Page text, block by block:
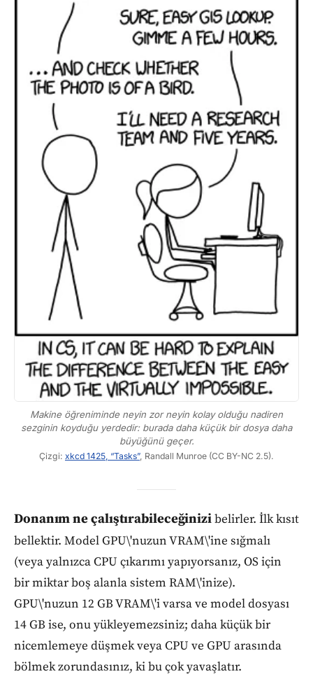
Makine öğreniminde neyin zor neyin kolay olduğu nadiren
sezginin koyduğu yerdedir: burada daha küçük bir dosya daha
büyüğünü geçer.
Çizgi: xkcd 1425, “Tasks”, Randall Munroe (CC BY-NC 2.5).
Donanım ne çalıştırabileceğinizibelirler. İlk kısıt
bellektir. Model GPU\'nuzun VRAM\'ine sığmalı
(veya yalnızca CPU çıkarımı yapıyorsanız, OS için
bir miktar boş alanla sistem RAM\'inize).
GPU\'nuzun 12 GB VRAM\'i varsa ve model dosyası
14 GB ise, onu yükleyemezsiniz; daha küçük bir
nicemlemeye düşmek veya CPU ve GPU arasında
bölmek zorundasınız, ki bu çok yavaşlatır.